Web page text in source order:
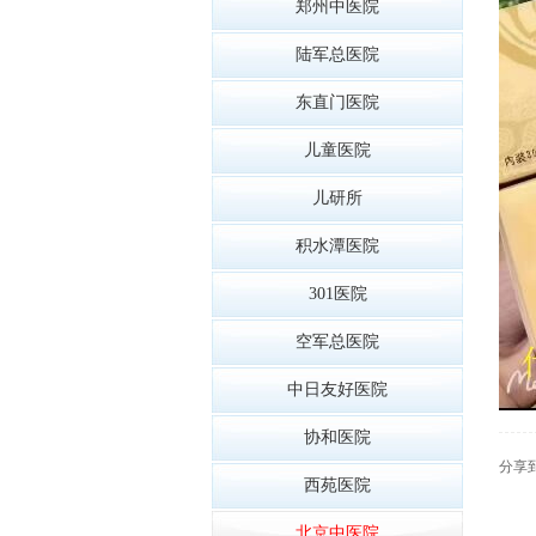
郑州中医院
陆军总医院
东直门医院
儿童医院
儿研所
积水潭医院
301医院
空军总医院
中日友好医院
协和医院
西苑医院
分享